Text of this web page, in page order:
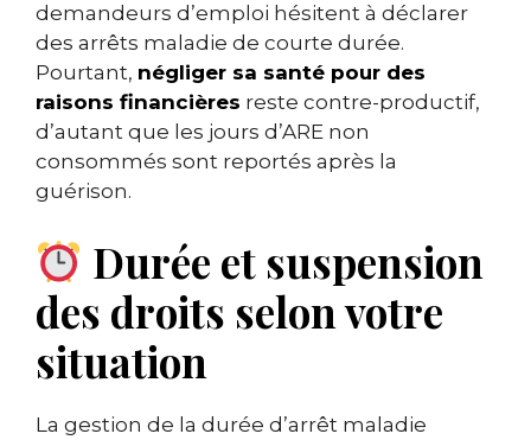
demandeurs d’emploi hésitent à déclarer
des arrêts maladie de courte durée.
Pourtant, négliger sa santé pour des
raisons financières reste contre-productif,
d’autant que les jours d’ARE non
consommés sont reportés après la
guérison.
Durée et suspension
des droits selon votre
situation
La gestion de la durée d’arrêt maladie